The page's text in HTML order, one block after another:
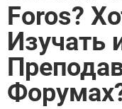
Foros?
Изучать